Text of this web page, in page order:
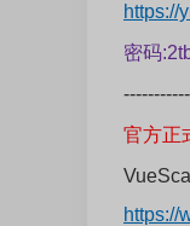
https://
密码
官方正
https://